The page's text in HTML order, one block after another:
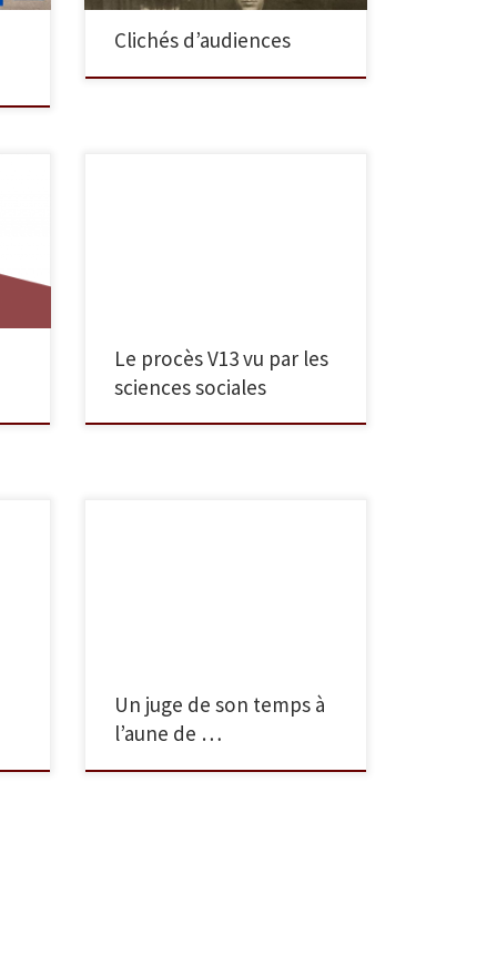
que ni le texte, ni même les
[…]
Clichés d’audiences
Le procès V13 vu par les
sciences sociales
Un juge de son temps à
l’aune de …